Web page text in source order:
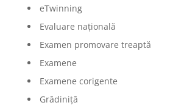
eTwinning
Evaluare națională
Examen promovare treaptă
Examene
Examene corigente
Grădiniță